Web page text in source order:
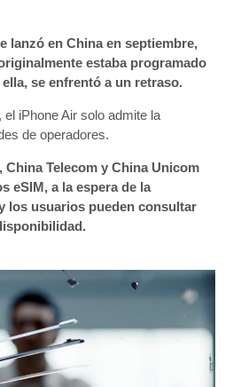
lanzó en China en septiembre,
estaba programado
se enfrentó a un retraso.
iPhone Air solo admite la
de operadores.
China Telecom y China Unicom
eSIM, a la espera de la
los usuarios pueden consultar